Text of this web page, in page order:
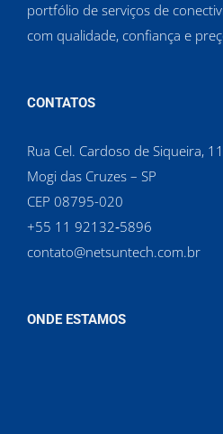
portfólio de serviços de
com qualidade, confiança e
CONTATOS
Rua Cel. Cardoso de Siqueira,
Mogi das Cruzes – SP
CEP 08795-020
‪+55 11 92132‑5896‬
contato@netsuntech.com.br
ONDE ESTAMOS